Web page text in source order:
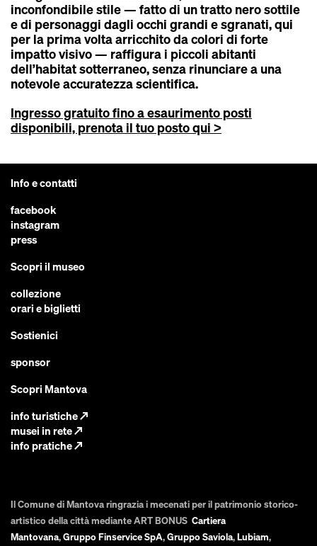
inconfondibile stile — fatto di un tratto nero sottile
e di personaggi dagli occhi grandi e sgranati, qui
per la prima volta arricchito da colori di forte
impatto visivo — raffigura i piccoli abitanti
dell’habitat sotterraneo, senza rinunciare a una
notevole accuratezza scientifica.
Ingresso gratuito fino a esaurimento posti
disponibili, prenota il tuo posto qui >
Info e contatti
facebook
instagram
press
Scopri il museo
collezione
orari e biglietti
Sostienici
sponsor
Scopri Mantova
info turistiche↗
musei in rete↗
info pratiche↗
Il Comune di Mantova ringrazia i mecenati per il patrimonio storico-
artistico della città mediante ART BONUS Cartiera
Mantovana,Gruppo Finservice SpA,Gruppo Saviola,Lubiam,